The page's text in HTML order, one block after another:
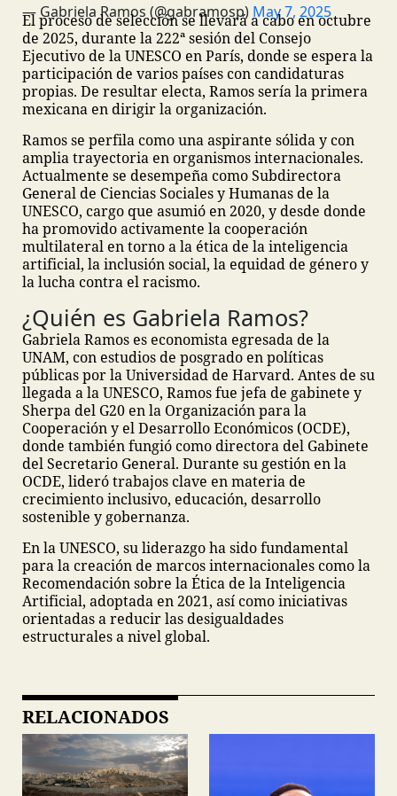
— Gabriela Ramos (@gabramosp) May 7, 2025
El proceso de selección se llevará a cabo en octubre
de 2025, durante la 222ª sesión del Consejo
Ejecutivo de la UNESCO en París, donde se espera la
participación de varios países con candidaturas
propias. De resultar electa, Ramos sería la primera
mexicana en dirigir la organización.
Ramos se perfila como una aspirante sólida y con
amplia trayectoria en organismos internacionales.
Actualmente se desempeña como Subdirectora
General de Ciencias Sociales y Humanas de la
UNESCO, cargo que asumió en 2020, y desde donde
ha promovido activamente la cooperación
multilateral en torno a la ética de la inteligencia
artificial, la inclusión social, la equidad de género y
la lucha contra el racismo.
¿Quién es Gabriela Ramos?
Gabriela Ramos es economista egresada de la
UNAM, con estudios de posgrado en políticas
públicas por la Universidad de Harvard. Antes de su
llegada a la UNESCO, Ramos fue jefa de gabinete y
Sherpa del G20 en la Organización para la
Cooperación y el Desarrollo Económicos (OCDE),
donde también fungió como directora del Gabinete
del Secretario General. Durante su gestión en la
OCDE, lideró trabajos clave en materia de
crecimiento inclusivo, educación, desarrollo
sostenible y gobernanza.
En la UNESCO, su liderazgo ha sido fundamental
para la creación de marcos internacionales como la
Recomendación sobre la Ética de la Inteligencia
Artificial, adoptada en 2021, así como iniciativas
orientadas a reducir las desigualdades
estructurales a nivel global.
RELACIONADOS